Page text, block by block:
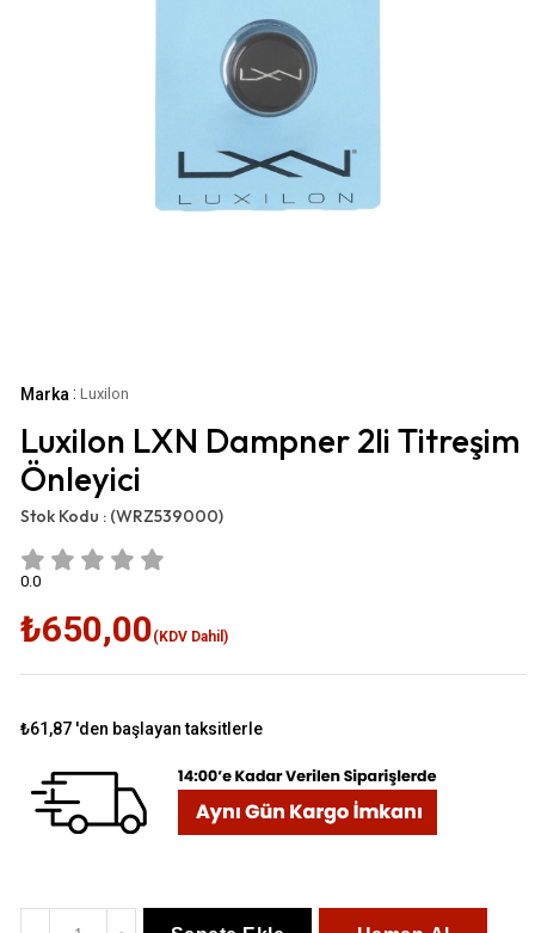
Marka : Luxilon
Luxilon LXN Dampner 2li Titreşim
Önleyici
Stok Kodu : (WRZ539000)
0.0
₺650,00(KDV Dahil)
₺61,87 'den başlayan taksitlerle